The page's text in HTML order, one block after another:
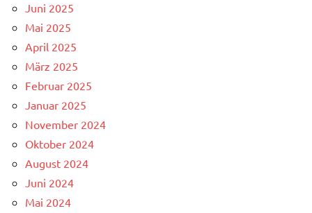
Juni 2025
Mai 2025
April 2025
März 2025
Februar 2025
Januar 2025
November 2024
Oktober 2024
August 2024
Juni 2024
Mai 2024